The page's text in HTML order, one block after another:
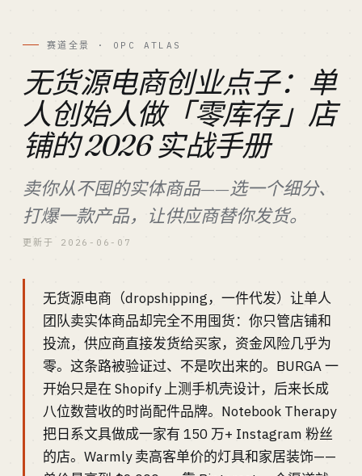
赛道全景 · OPC ATLAS
无货源电商创业点子：单
人创始人做「零库存」店
铺的 2026 实战手册
卖你从不囤的实体商品——选一个细分、
打爆一款产品，让供应商替你发货。
更新于 2026-06-07
无货源电商（dropshipping，一件代发）让单人
团队卖实体商品却完全不用囤货：你只管店铺和
投流，供应商直接发货给买家，资金风险几乎为
零。这条路被验证过、不是吹出来的。BURGA 一
开始只是在 Shopify 上测手机壳设计，后来长成
八位数营收的时尚配件品牌。Notebook Therapy
把日系文具做成一家有 150 万+ Instagram 粉丝
的店。Warmly 卖高客单价的灯具和家居装饰——